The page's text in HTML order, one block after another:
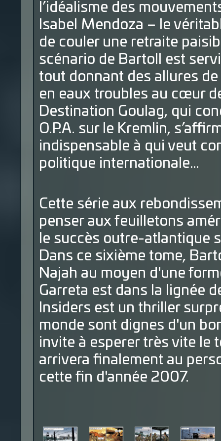
l’idéalisme des
Isabel Mendoza – le
de couler une retraite
scénario de Bartoll est
tout donnant des allures
en eaux troubles au cœur
Destination Goulag, qui
O.P.A. sur le Kremlin,
indispensable à qui veut
politique internationale…
Cette série aux
penser aux feuilletons
le succès outre-atlantique
Dans ce sixième tome,
Najah au moyen d'une
Garreta est dans la lignée
Insiders est un thriller
monde sont dignes d'un
invite à esperer très vite le
arrivera finalement au
cette fin d'année 2007.